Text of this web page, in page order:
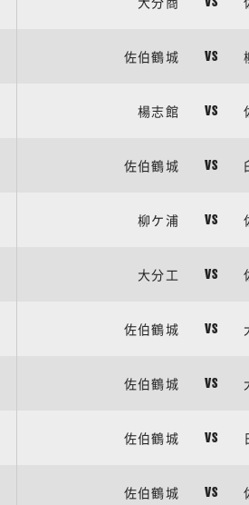
佐伯鶴城 VS
楊志館 VS
佐伯鶴城 VS
柳ケ浦 VS
大分工 VS
佐伯鶴城 VS
佐伯鶴城 VS
佐伯鶴城 VS
佐伯鶴城 VS